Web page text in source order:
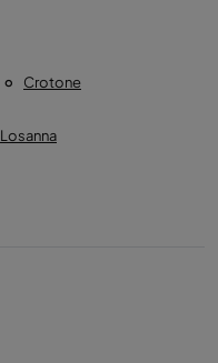
Crotone
Losanna